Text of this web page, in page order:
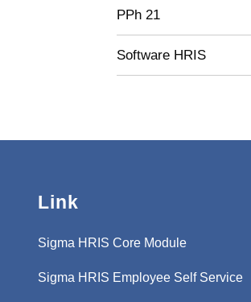
PPh 21
Software HRIS
Link
Sigma HRIS Core Module
Sigma HRIS Employee Self Service